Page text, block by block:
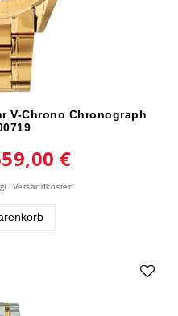
V-Chrono Chronograph
€
Versandkosten